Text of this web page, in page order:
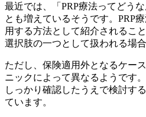
最近では、「PRP療法ってどう
とも増えているそうです。PRP
用する方法として紹介されるこ
選択肢の一つとして扱われる場
ただし、保険適用外となるケー
ニックによって異なるようです
しっかり確認したうえで検討す
ています。